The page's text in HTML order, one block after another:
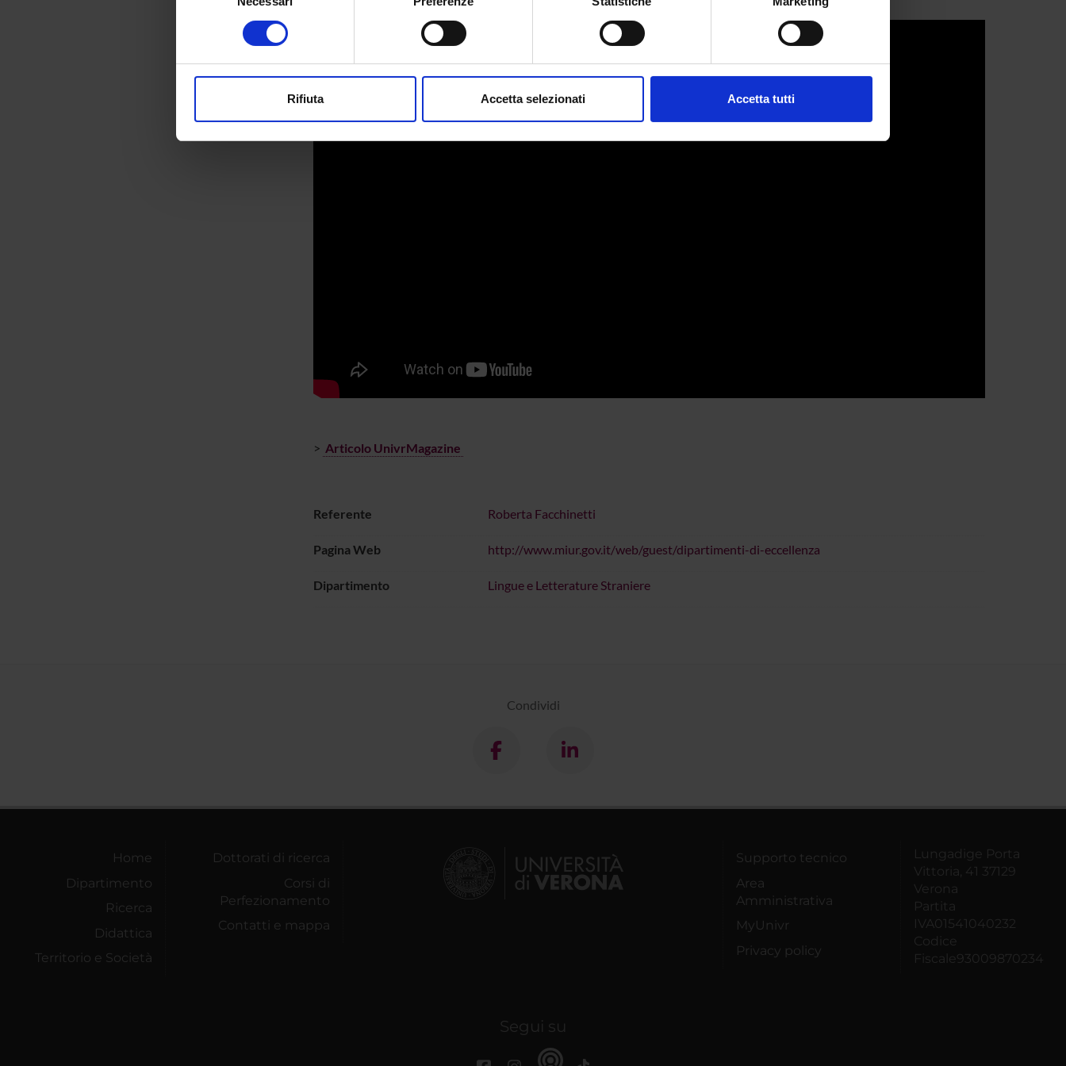
digitali).
modificare o ritirare il tuo consenso in qualsiasi momento dalla Dichiarazione sui cookie.
Rifiuta Accetta selezionati Accetta tutti
> Articolo UnivrMagazine
Referente Roberta Facchinetti
Pagina Web http://www.miur.gov.it/web/guest/dipartimenti-di-eccellenza
Dipartimento Lingue e Letterature Straniere
Condividi
Home
Dipartimento
Ricerca
Didattica
Territorio e Società
Dottorati di ricerca
Corsi di
Perfezionamento
Contatti e mappa
Supporto tecnico
Area
Amministrativa
MyUnivr
Privacy policy
Lungadige Porta
Vittoria, 41 37129
Verona
Partita
IVA01541040232
Codice
Fiscale93009870234
Segui su